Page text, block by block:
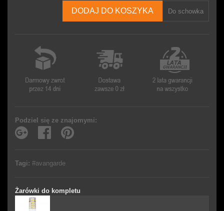
DODAJ DO KOSZYKA Do schowka
Podziel się ze znajomymi:
Tagi: #avangarde
Żarówki do kompletu